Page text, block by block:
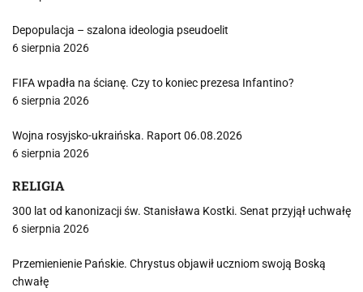
Depopulacja – szalona ideologia pseudoelit
6 sierpnia 2026
FIFA wpadła na ścianę. Czy to koniec prezesa Infantino?
6 sierpnia 2026
Wojna rosyjsko-ukraińska. Raport 06.08.2026
6 sierpnia 2026
RELIGIA
300 lat od kanonizacji św. Stanisława Kostki. Senat przyjął uchwałę
6 sierpnia 2026
Przemienienie Pańskie. Chrystus objawił uczniom swoją Boską
chwałę